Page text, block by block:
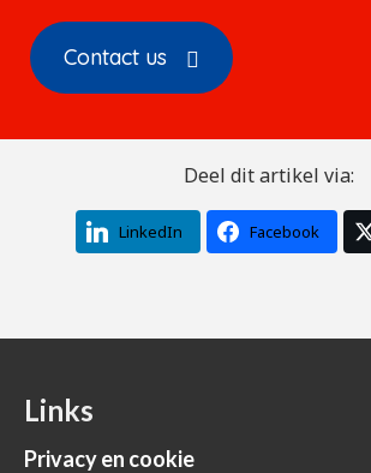
Contact us
Deel dit artikel via:
LinkedIn Facebook
Links
Privacy en cookie